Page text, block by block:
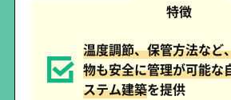
特徴
温度調節、保管方法など
物も安全に管理が可能な
ステム建築を提供